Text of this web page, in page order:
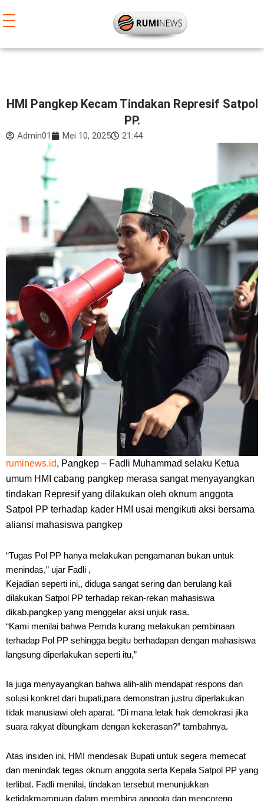
ke
HMI Pangkep Kecam Tindakan Represif Satpol
PP.
Admin01 Mei 10, 2025 21:44
ruminews.id, Pangkep – Fadli Muhammad selaku Ketua
umum HMI cabang pangkep merasa sangat menyayangkan
tindakan Represif yang dilakukan oleh oknum anggota
Satpol PP terhadap kader HMI usai mengikuti aksi bersama
aliansi mahasiswa pangkep
“Tugas Pol PP hanya melakukan pengamanan bukan untuk
menindas,” ujar Fadli ,
Kejadian seperti ini,, diduga sangat sering dan berulang kali
dilakukan Satpol PP terhadap rekan-rekan mahasiswa
dikab.pangkep yang menggelar aksi unjuk rasa.
“Kami menilai bahwa Pemda kurang melakukan pembinaan
terhadap Pol PP sehingga begitu berhadapan dengan mahasiswa
langsung diperlakukan seperti itu,”
Ia juga menyayangkan bahwa alih-alih mendapat respons dan
solusi konkret dari bupati,para demonstran justru diperlakukan
tidak manusiawi oleh aparat. “Di mana letak hak demokrasi jika
suara rakyat dibungkam dengan kekerasan?” tambahnya.
Atas insiden ini, HMI mendesak Bupati untuk segera memecat
dan menindak tegas oknum anggota serta Kepala Satpol PP yang
terlibat. Fadli menilai, tindakan tersebut menunjukkan
ketidakmampuan dalam membina anggota dan mencoreng